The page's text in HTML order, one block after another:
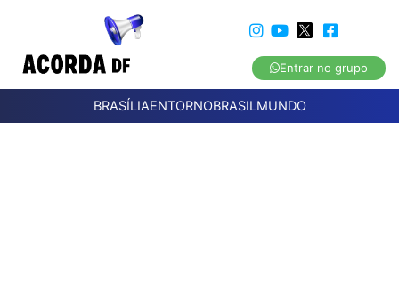
Entrar no grupo
BRASÍLIAENTORNOBRASILMUNDO